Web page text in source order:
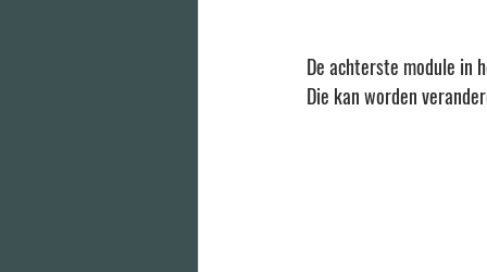
De achterste module in
Die kan worden